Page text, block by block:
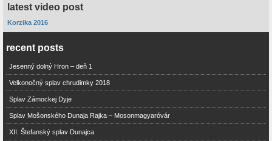
latest video post
Korzika 2016
recent posts
Jesenný dolný Hron – deň 1
Velkonočný splav chrudimky 2018
Splav Zámockej Dyje
Splav Mošonského Dunaja Rajka – Mosonmagyaróvár
XII. Štefanský splav Dunajca